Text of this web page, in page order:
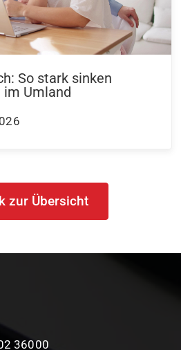
So stark sinken
im Umland
zur Übersicht
36000